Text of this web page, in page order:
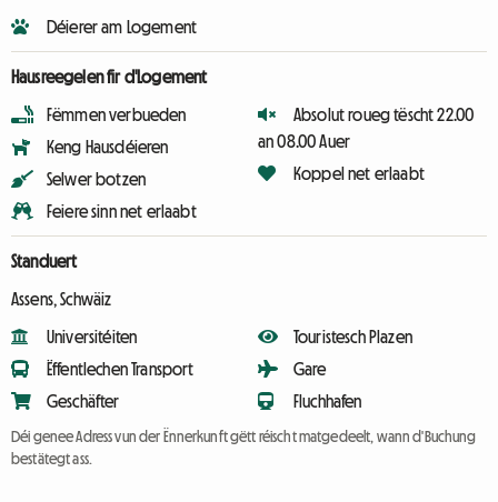
Déierer am Logement
Hausreegelen fir d'Logement
Fëmmen verbueden
Keng Hausdéieren
Selwer botzen
Feiere sinn net erlaabt
Absolut roueg tëscht 22.00
an 08.00 Auer
Koppel net erlaabt
Standuert
Assens, Schwäiz
Universitéiten
Ëffentlechen Transport
Geschäfter
Touristesch Plazen
Gare
Fluchhafen
Déi genee Adress vun der Ënnerkunft gëtt réischt matgedeelt, wann d'Buchung
bestätegt ass.